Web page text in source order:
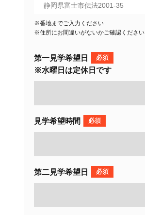
※番地までご入力ください
※住所にお間違いがないかご確認ください
第一見学希望日 必須
※水曜日は定休日です
見学希望時間 必須
第二見学希望日 必須